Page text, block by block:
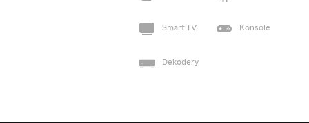
Smart TV Konsole
Dekodery